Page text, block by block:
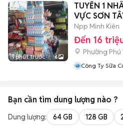
1 phút trước 6
TUYỂN 1
VỰC SƠN
Npp Minh Kiên
Đến 16
Phường Phú
Công Ty Sữa
Bạn cần tìm dung lượng nào ?
Dung lượng: 64 GB 128 GB